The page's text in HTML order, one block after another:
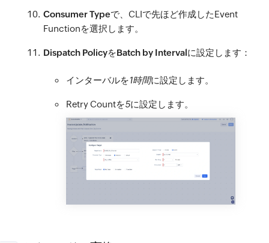
Consumer Typeで、CLIで先ほど作成したEvent
Functionを選択します。
Dispatch PolicyをBatch by Intervalに設定します：
インターバルを1時間に設定します。
Retry Countを5に設定します。